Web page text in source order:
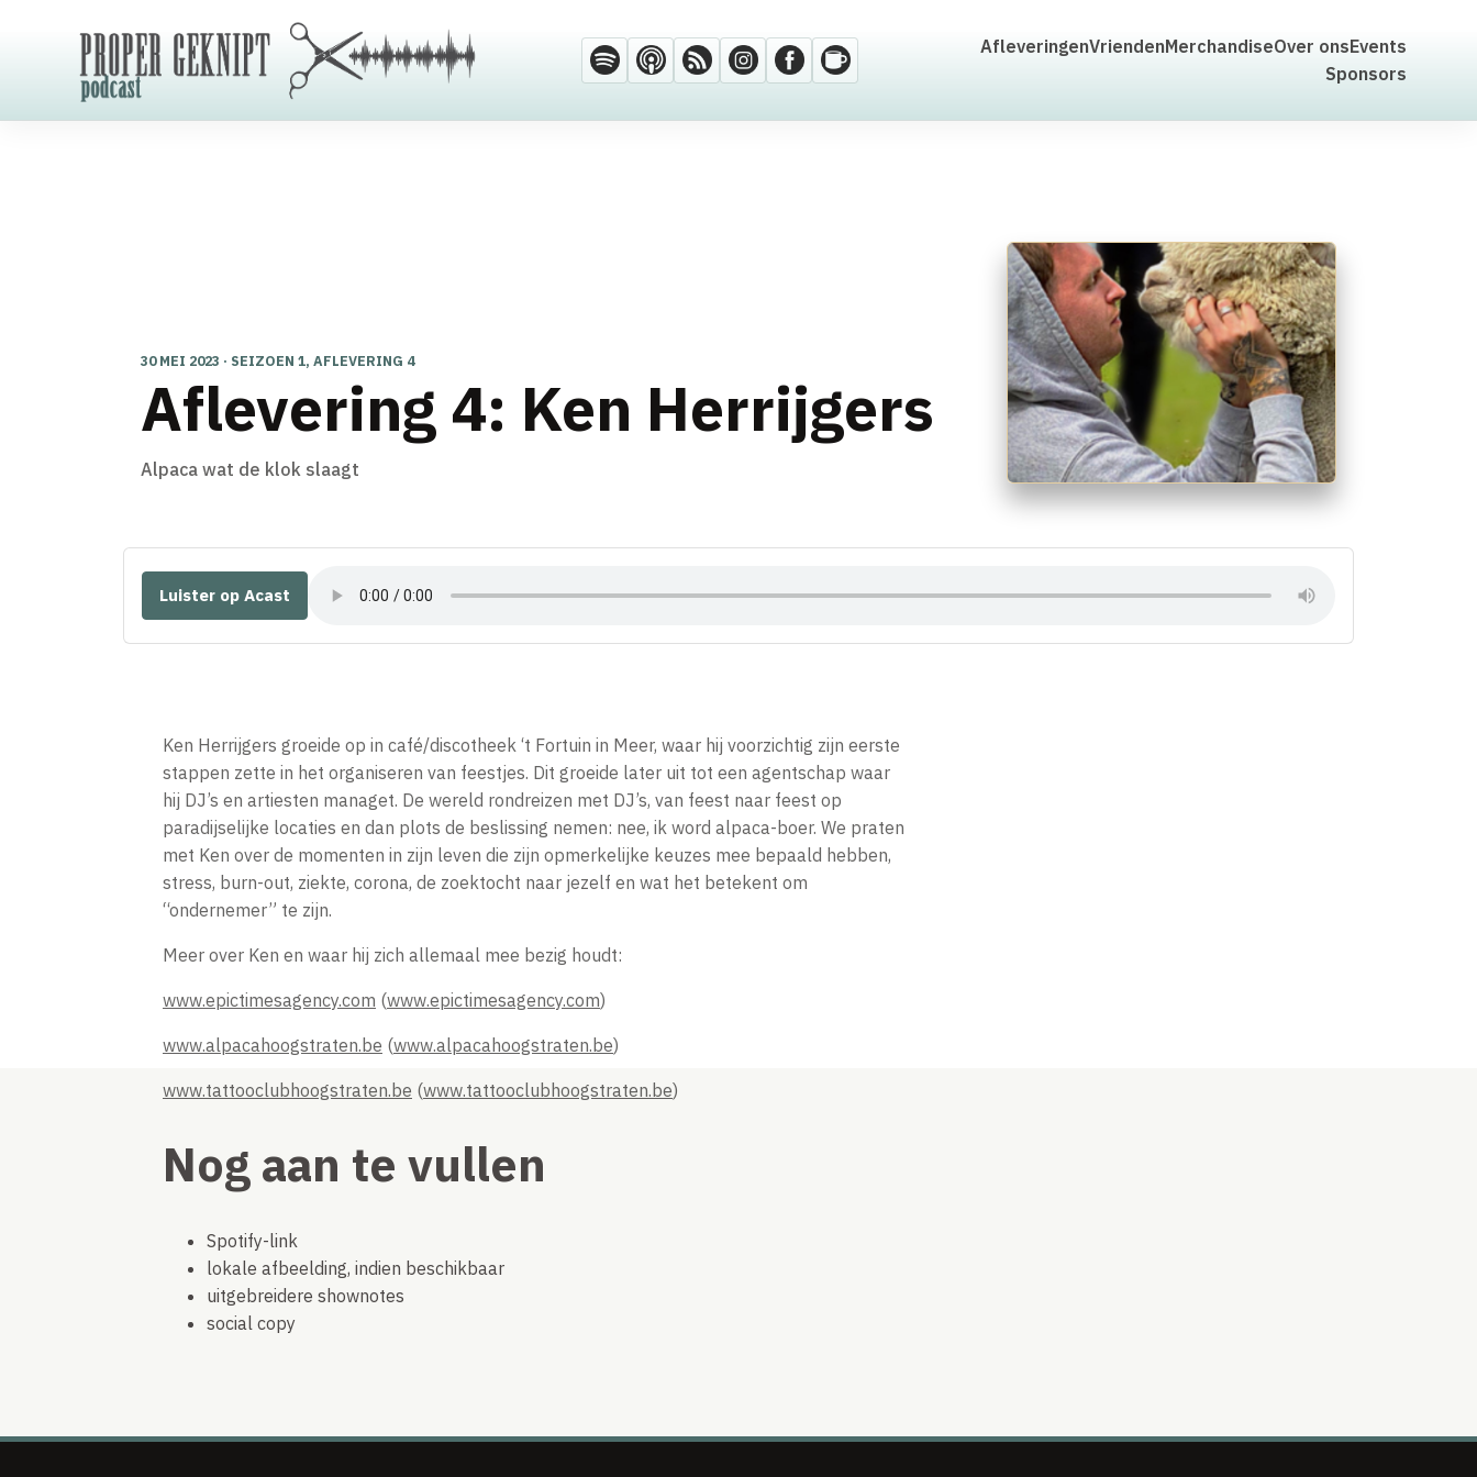
AfleveringenVriendenMerchandiseOver onsEvents
Sponsors
30 MEI 2023 · SEIZOEN 1, AFLEVERING 4
Aflevering 4: Ken Herrijgers
Alpaca wat de klok slaagt
Luister op Acast
Ken Herrijgers groeide op in café/discotheek ‘t Fortuin in Meer, waar hij voorzichtig zijn eerste
stappen zette in het organiseren van feestjes. Dit groeide later uit tot een agentschap waar
hij DJ’s en artiesten managet. De wereld rondreizen met DJ’s, van feest naar feest op
paradijselijke locaties en dan plots de beslissing nemen: nee, ik word alpaca-boer. We praten
met Ken over de momenten in zijn leven die zijn opmerkelijke keuzes mee bepaald hebben,
stress, burn-out, ziekte, corona, de zoektocht naar jezelf en wat het betekent om
“ondernemer” te zijn.
Meer over Ken en waar hij zich allemaal mee bezig houdt:
www.epictimesagency.com (www.epictimesagency.com)
www.alpacahoogstraten.be (www.alpacahoogstraten.be)
www.tattooclubhoogstraten.be (www.tattooclubhoogstraten.be)
Nog aan te vullen
Spotify-link
lokale afbeelding, indien beschikbaar
uitgebreidere shownotes
social copy